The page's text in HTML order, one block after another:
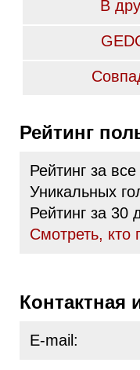
В
Рейтинг
Рейтинг за
Уникальных
Рейтинг за 30
Cмотреть, кто
E-mail: